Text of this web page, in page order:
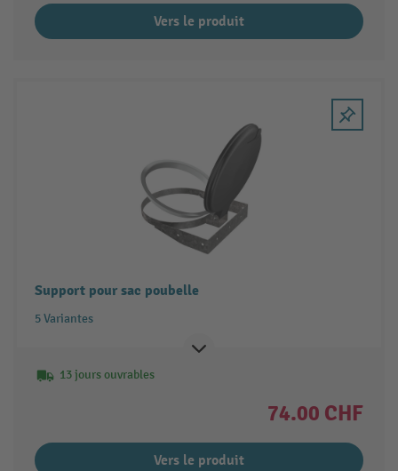
Vers le produit
Support pour sac poubelle
5 Variantes
13 jours ouvrables
74.00 CHF
Vers le produit